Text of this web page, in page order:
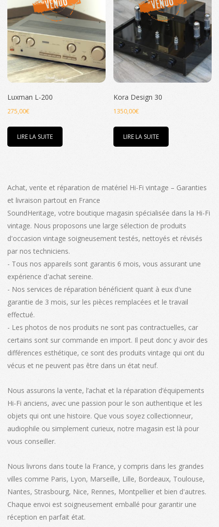
Luxman L-200
275,00€
LIRE LA SUITE
Kora Design 30
1350,00€
LIRE LA SUITE
Achat, vente et réparation de matériel Hi-Fi vintage – Garanties
et livraison partout en France
SoundHeritage, votre boutique magasin spécialisée dans la Hi-Fi
vintage. Nous proposons une large sélection de produits
d'occasion vintage soigneusement testés, nettoyés et révisés
par nos techniciens.
- Tous nos appareils sont garantis 6 mois, vous assurant une
expérience d'achat sereine.
- Nos services de réparation bénéficient quant à eux d'une
garantie de 3 mois, sur les pièces remplacées et le travail
effectué.
- Les photos de nos produits ne sont pas contractuelles, car
certains sont sur commande en import. Il peut donc y avoir des
différences esthétique, ce sont des produits vintage qui ont du
vécus et ne peuvent pas être dans un état neuf.
Nous assurons la vente, l’achat et la réparation d’équipements
Hi-Fi anciens, avec une passion pour le son authentique et les
objets qui ont une histoire. Que vous soyez collectionneur,
audiophile ou simplement curieux, notre magasin est là pour
vous conseiller.
Nous livrons dans toute la France, y compris dans les grandes
villes comme Paris, Lyon, Marseille, Lille, Bordeaux, Toulouse,
Nantes, Strasbourg, Nice, Rennes, Montpellier et bien d'autres.
Chaque envoi est soigneusement emballé pour garantir une
réception en parfait état.